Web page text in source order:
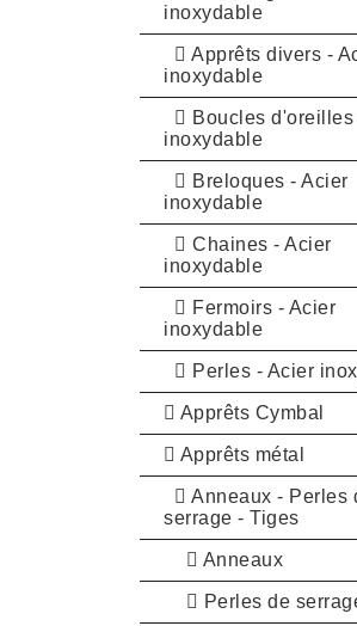
inoxydable
Apprêts divers -
inoxydable
Boucles d'oreilles
inoxydable
Breloques - Acier
inoxydable
Chaines - Acier
inoxydable
Fermoirs - Acier
inoxydable
Perles - Acier
Apprêts Cymbal
Apprêts métal
Anneaux - Perles
serrage - Tiges
Anneaux
Perles de